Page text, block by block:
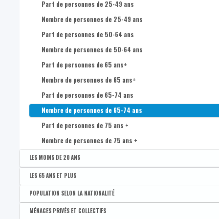
Nombre de femmes de 35 à 39 ans
Nombre de femmes de 40 à 44 ans
Nombre de femmes de 45 à 49 ans
Nombre de femmes de 50 à 54 ans
Nombre de femmes de 55 à 59 ans
Nombre de femmes de 60 à 64 ans
Nombre de femmes de 65 à 69 ans
Nombre de femmes de 70 à 74 ans
Nombre de femmes de 75 ans et plus
Nombre d'hommes de 0 à 4 ans
Nombre d'hommes de 5 à 9 ans
Nombre d'hommes de 10 à 14 ans
Nombre d'hommes de 15 à 19 ans
Nombre d'hommes de 20 à 24 ans
Nombre d'hommes de 25 à 29 ans
Part de personnes de 25-49 ans
Nombre de personnes de 25-49 ans
Part de personnes de 50-64 ans
Nombre de personnes de 50-64 ans
Part de personnes de 65 ans+
Nombre de personnes de 65 ans+
Part de personnes de 65-74 ans
Nombre de personnes de 65-74 ans
Part de personnes de 75 ans +
Nombre de personnes de 75 ans +
LES MOINS DE 20 ANS
Disponible par : Commune - Arrondissement - Province - Bassin EFE - Zone de
Part des moins de 20 ans
LES 65 ANS ET PLUS
Disponible par :Commune - Arrondissement - Province - Bassin EFE - Zone de
Part de 65 ans et plus
POPULATION SELON LA NATIONALITÉ
Disponible par :Commune - Arrondissement - Province - Bassin EFE - Zone de
MÉNAGES PRIVÉS ET COLLECTIFS